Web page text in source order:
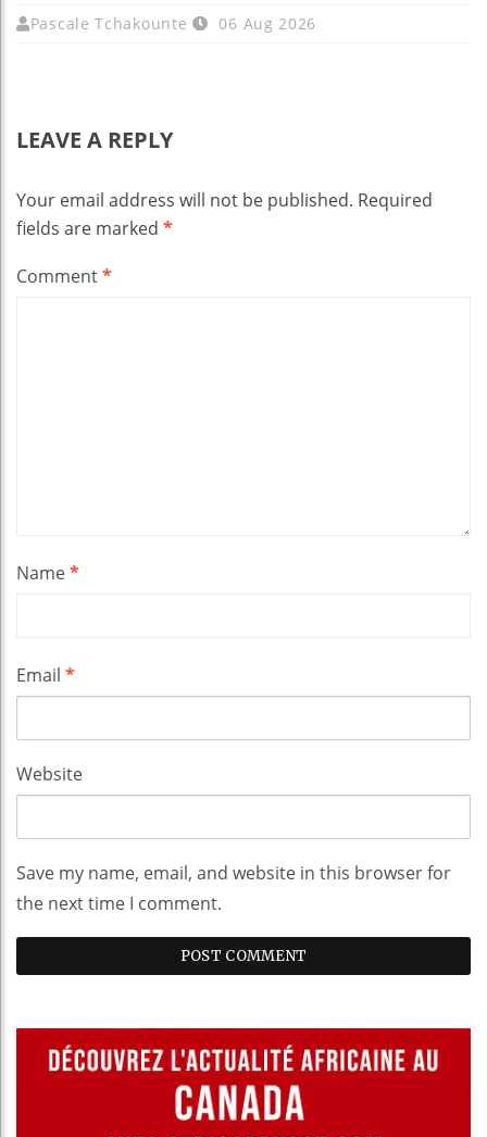
Pascale Tchakounte 06 Aug 2026
LEAVE A REPLY
Your email address will not be published. Required
fields are marked *
Comment*
Name*
Email *
Website
Save my name, email, and website in this browser for
the next time I comment.